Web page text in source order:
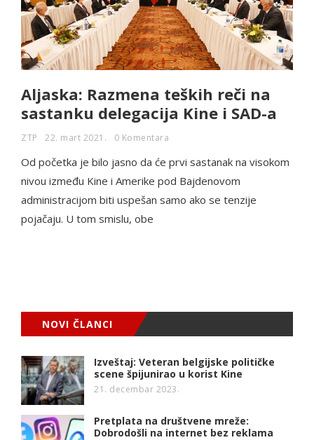
Aljaska: Razmena teških reči na
sastanku delegacija Kine i SAD-a
ZTP 22. mart 2021. 0 Komentara
Od početka je bilo jasno da će prvi sastanak na visokom
nivou između Kine i Amerike pod Bajdenovom
administracijom biti uspešan samo ako se tenzije
pojačaju. U tom smislu, obe
NOVI ČLANCI
Izveštaj: Veteran belgijske političke
scene špijunirao u korist Kine
21. decembar 2023.
Pretplata na društvene mreže:
Dobrodošli na internet bez reklama